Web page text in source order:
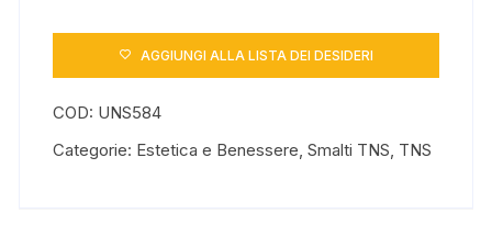
AGGIUNGI ALLA LISTA DEI DESIDERI
COD: UNS584
Categorie: Estetica e Benessere,Smalti TNS, TNS